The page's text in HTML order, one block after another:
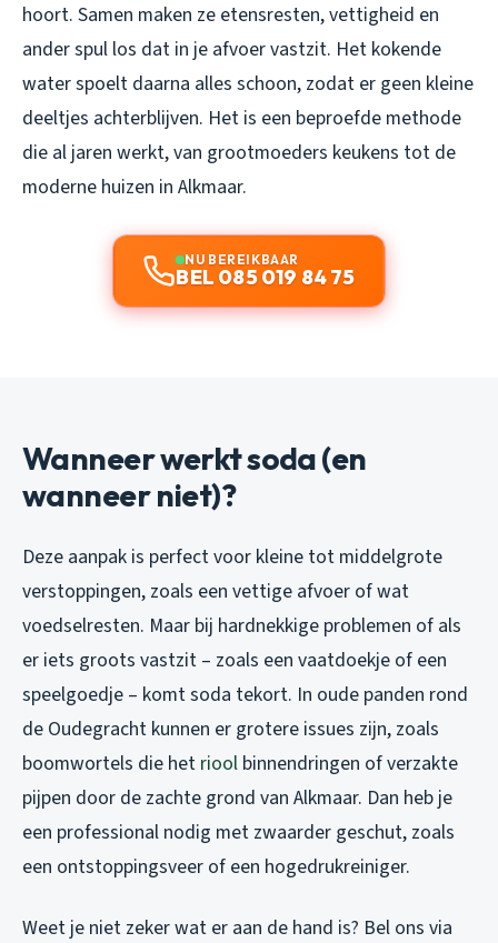
hoort. Samen maken ze etensresten, vettigheid en
ander spul los dat in je afvoer vastzit. Het kokende
water spoelt daarna alles schoon, zodat er geen kleine
deeltjes achterblijven. Het is een beproefde methode
die al jaren werkt, van grootmoeders keukens tot de
moderne huizen in Alkmaar.
NU BEREIKBAAR
BEL 085 019 84 75
Wanneer werkt soda (en
wanneer niet)?
Deze aanpak is perfect voor kleine tot middelgrote
verstoppingen, zoals een vettige afvoer of wat
voedselresten. Maar bij hardnekkige problemen of als
er iets groots vastzit – zoals een vaatdoekje of een
speelgoedje – komt soda tekort. In oude panden rond
de Oudegracht kunnen er grotere issues zijn, zoals
boomwortels die het riool binnendringen of verzakte
pijpen door de zachte grond van Alkmaar. Dan heb je
een professional nodig met zwaarder geschut, zoals
een ontstoppingsveer of een hogedrukreiniger.
Weet je niet zeker wat er aan de hand is? Bel ons via